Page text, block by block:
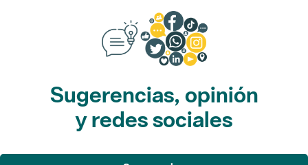
Sugerencias, opinión
y redes sociales